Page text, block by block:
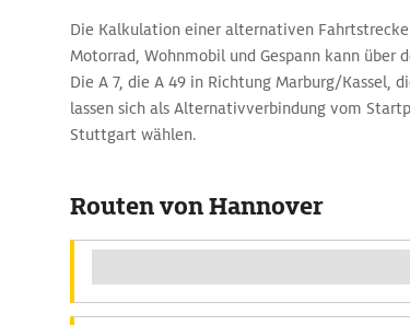
Die Kalkulation einer alternativen
Motorrad, Wohnmobil und Gespann kann über
Die A 7, die A 49 in Richtung Marburg/Kassel,
lassen sich als Alternativverbindung vom
Stuttgart wählen.
Routen von Hannover